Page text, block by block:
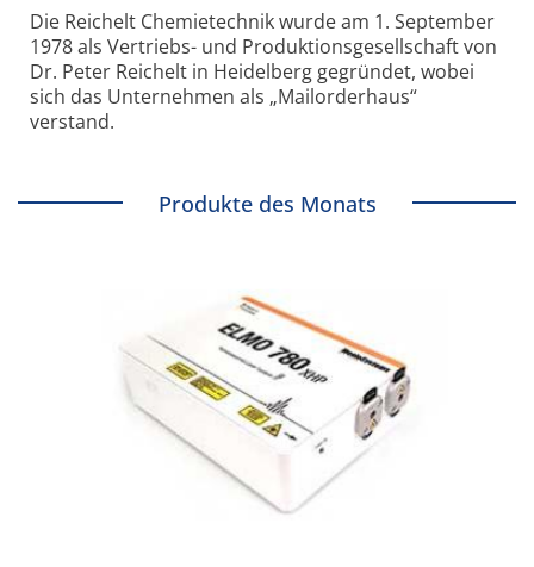
Die Reichelt Chemietechnik wurde am 1. September
1978 als Vertriebs- und Produktionsgesellschaft von
Dr. Peter Reichelt in Heidelberg gegründet, wobei
sich das Unternehmen als „Mailorderhaus“
verstand.
Produkte des Monats